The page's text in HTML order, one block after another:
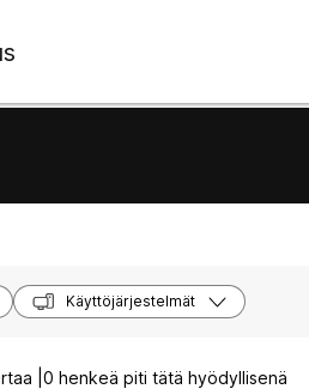
Käyttöjärjestelmät
| 0 henkeä piti tätä hyödyllisenä